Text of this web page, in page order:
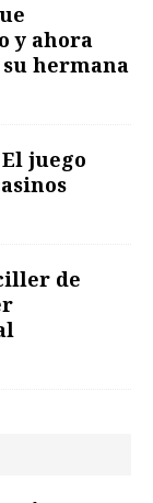
y ahora
hermana
juego
de